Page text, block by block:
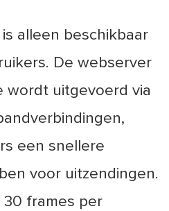
alleen beschikbaar
De webserver
wordt uitgevoerd via
een snellere
voor uitzendingen.
frames per